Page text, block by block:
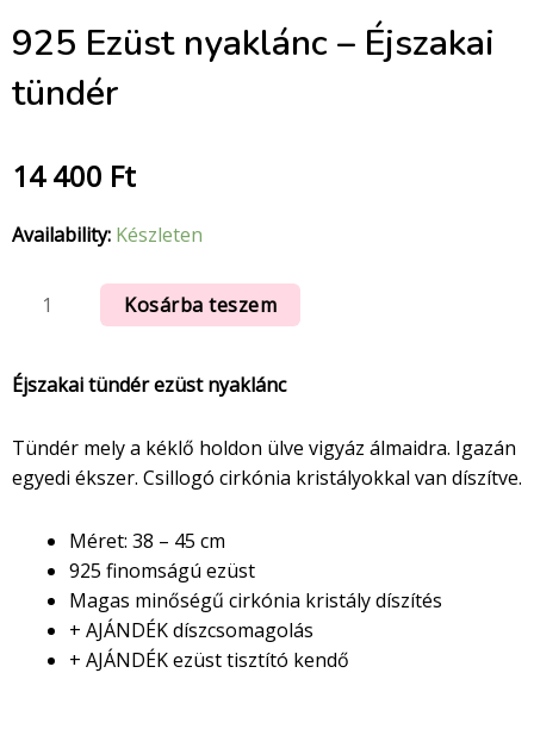
925 Ezüst nyaklánc – Éjszakai
tündér
14 400 Ft
Availability: Készleten
Kosárba teszem
Éjszakai tündér ezüst nyaklánc
Tündér mely a kéklő holdon ülve vigyáz álmaidra. Igazán
egyedi ékszer. Csillogó cirkónia kristályokkal van díszítve.
Méret: 38 – 45 cm
925 finomságú ezüst
Magas minőségű cirkónia kristály díszítés
+ AJÁNDÉK díszcsomagolás
+ AJÁNDÉK ezüst tisztító kendő